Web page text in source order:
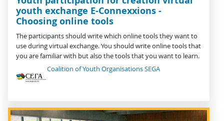
youth exchange E-Connexxions -
Choosing online tools
The participants should write which online tools they want to
use during virtual exchange. You should write online tools that
you are familiar with but also the tools that you want to learn.
Coalition of Youth Organisations SEGA